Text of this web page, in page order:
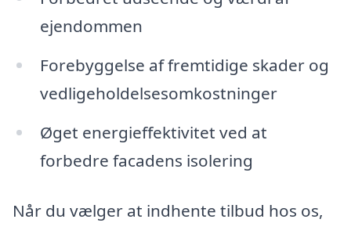
ejendommen
Forebyggelse af fremtidige skader og
vedligeholdelsesomkostninger
Øget energieffektivitet ved at
forbedre facadens isolering
Når du vælger at indhente tilbud hos os,